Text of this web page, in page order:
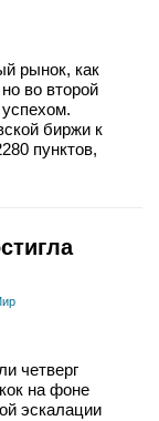
рынок, как
во второй
биржи к
пунктов,
четверг
на фоне
эскалации